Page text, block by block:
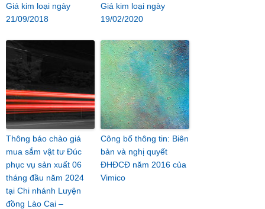
Giá kim loại ngày
21/09/2018
Giá kim loại ngày
19/02/2020
Thông báo chào giá
mua sắm vật tư Đúc
phục vụ sản xuất 06
tháng đầu năm 2024
tại Chi nhánh Luyện
đồng Lào Cai –
Công bố thông tin: Biên
bản và nghị quyết
ĐHĐCĐ năm 2016 của
Vimico